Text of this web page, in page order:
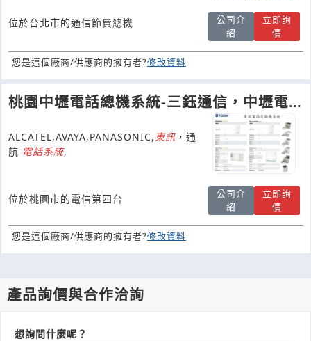
位於台北市的通信節費總機
公司介
紹
立即詢
價
您是這個廠商/供應商的擁有者?修改資料
桃園中壢電話總機系統-三鈺通信，中壢電
ALCATEL,AVAYA,PANASONIC, 東訊 ，通
航 電話系統,
位於桃園市的電信第四台
公司介
紹
立即詢
價
您是這個廠商/供應商的擁有者?修改資料
產品詢價與合作洽詢
想詢問什麼呢？